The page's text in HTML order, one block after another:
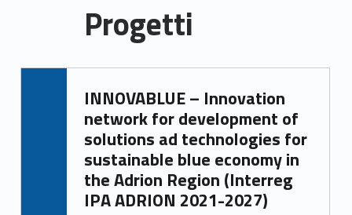
Progetti
INNOVABLUE – Innovation
network for development of
solutions ad technologies for
sustainable blue economy in
the Adrion Region (Interreg
IPA ADRION 2021-2027)